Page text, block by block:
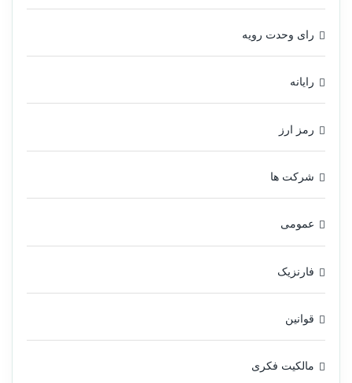
رای وحدت رویه
رایانه
رمز ارز
شرکت ها
عمومی
فارنزیک
قوانین
مالکیت فکری